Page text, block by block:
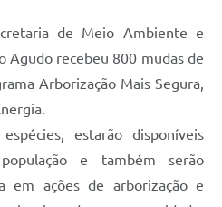
de Meio Ambiente e
Agudo recebeu 800 mudas de
Arborização Mais Segura,
estarão disponíveis
e também serão
em ações de arborização e